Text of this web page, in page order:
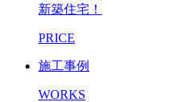
新築住宅！
PRICE
施工事例
WORKS